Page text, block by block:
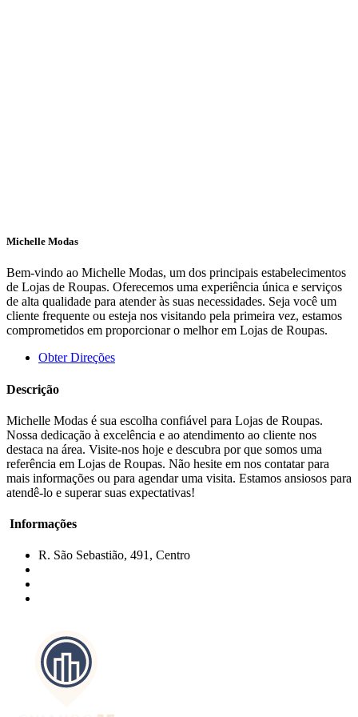
Michelle Modas
Bem-vindo ao Michelle Modas, um dos principais estabelecimentos
de Lojas de Roupas. Oferecemos uma experiência única e serviços
de alta qualidade para atender às suas necessidades. Seja você um
cliente frequente ou esteja nos visitando pela primeira vez, estamos
comprometidos em proporcionar o melhor em Lojas de Roupas.
Obter Direções
Descrição
Michelle Modas é sua escolha confiável para Lojas de Roupas.
Nossa dedicação à excelência e ao atendimento ao cliente nos
destaca na área. Visite-nos hoje e descubra por que somos uma
referência em Lojas de Roupas. Não hesite em nos contatar para
mais informações ou para agendar uma visita. Estamos ansiosos para
atendê-lo e superar suas expectativas!
Informações
R. São Sebastião, 491, Centro